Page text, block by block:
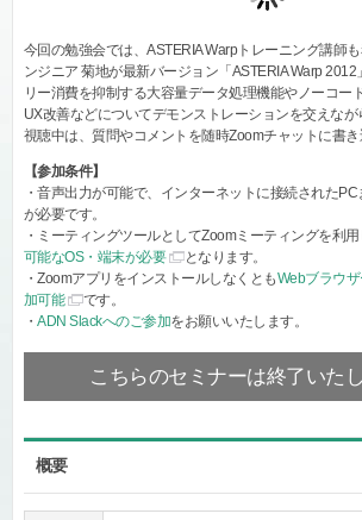
今回の勉強会では、ASTERIA Warpトレーニング講師
ンジニア 菊地が最新バージョン「ASTERIA Warp
リー消費を抑制する大容量データ処理機能やノーコー
UX改善などについてデモンストレーションを交えな
視聴中は、質問やコメントを随時Zoomチャットに書き
【参加条件】
・音声出力が可能で、インターネットに接続された
が必要です。
・ミーティングツールとしてZoomミーティングを利
可能なOS・端末が必要
となります。
・ZoomアプリをインストールしなくともWebブラウ
加可能
です。
・ADN Slackへのご参加をお願いいたします。
こちらのセミナーは終了いたし
概要